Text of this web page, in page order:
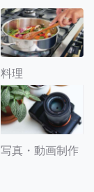
料理
写真・動画制作